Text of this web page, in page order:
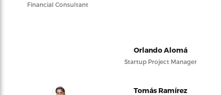
Financial Consultant
Orlando Alomá
Startup Project Manager
Tomás Ramírez